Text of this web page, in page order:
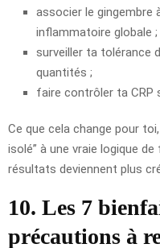
associer le gingembre
inflammatoire globale ;
surveiller ta tolérance
quantités ;
faire contrôler ta CRP
Ce que cela change pour
isolé” à une vraie logique
résultats deviennent plus
10. Les 7
précautions à